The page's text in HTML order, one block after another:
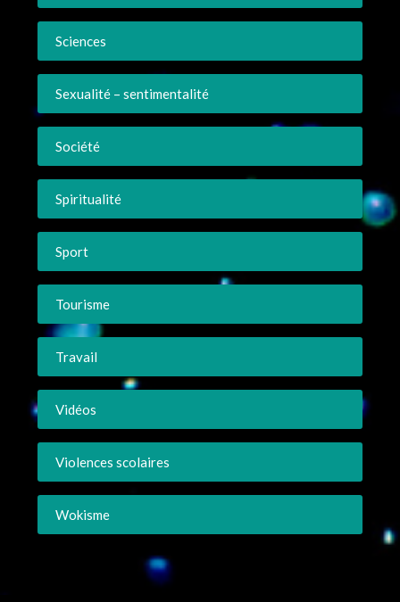
Sciences
Sexualité – sentimentalité
Société
Spiritualité
Sport
Tourisme
Travail
Vidéos
Violences scolaires
Wokisme